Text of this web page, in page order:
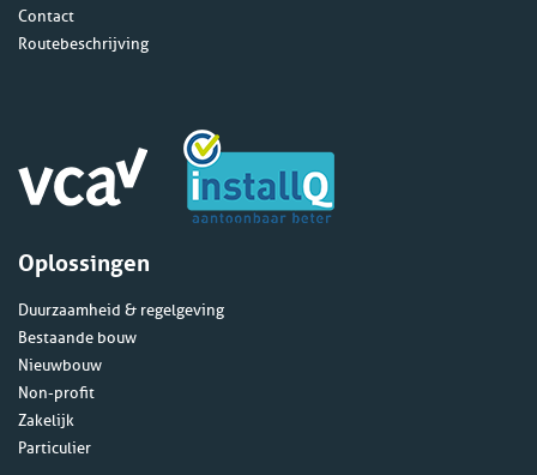
Contact
Routebeschrijving
Oplossingen
Duurzaamheid & regelgeving
Bestaande bouw
Nieuwbouw
Non-profit
Zakelijk
Particulier